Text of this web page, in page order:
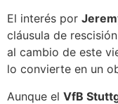
El interés por
cláusula de
al cambio de este
lo convierte en un
Aunque el VfB